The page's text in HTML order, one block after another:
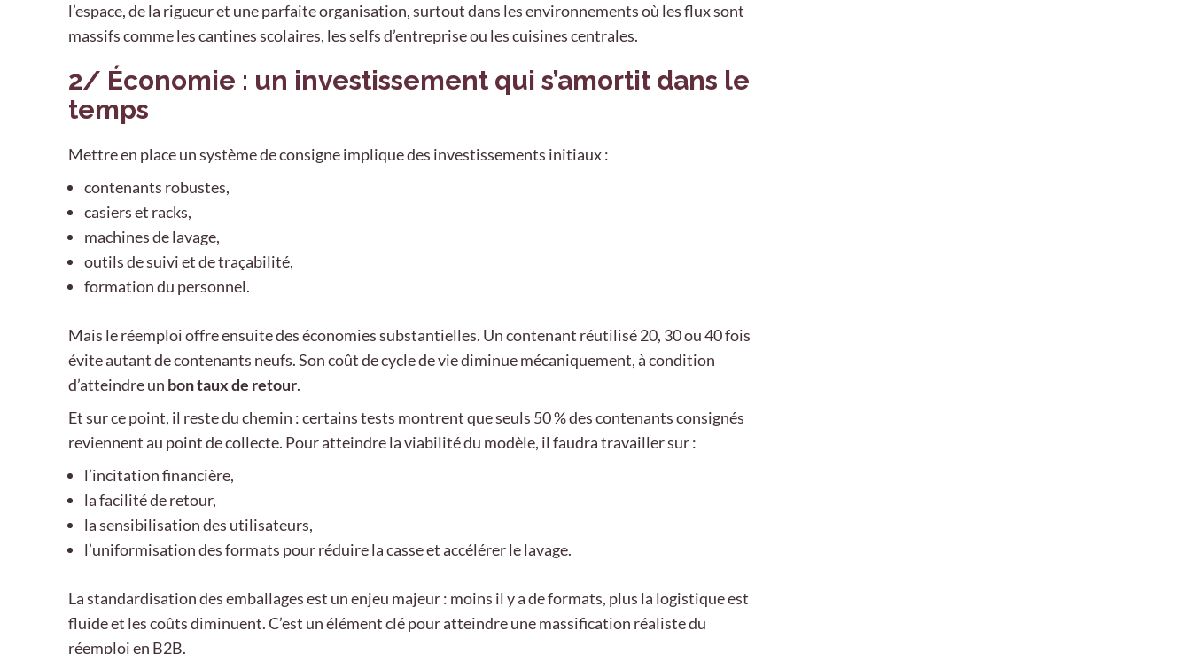
l’espace, de la rigueur et une parfaite organisation, surtout dans les environnements où les flux sont
massifs comme les cantines scolaires, les selfs d’entreprise ou les cuisines centrales.
2/ Économie : un investissement qui s’amortit dans le
temps
Mettre en place un système de consigne implique des investissements initiaux :
contenants robustes,
casiers et racks,
machines de lavage,
outils de suivi et de traçabilité,
formation du personnel.
Mais le réemploi offre ensuite des économies substantielles. Un contenant réutilisé 20, 30 ou 40 fois
évite autant de contenants neufs. Son coût de cycle de vie diminue mécaniquement, à condition
d’atteindre un bon taux de retour.
Et sur ce point, il reste du chemin : certains tests montrent que seuls 50 % des contenants consignés
reviennent au point de collecte. Pour atteindre la viabilité du modèle, il faudra travailler sur :
l’incitation financière,
la facilité de retour,
la sensibilisation des utilisateurs,
l’uniformisation des formats pour réduire la casse et accélérer le lavage.
La standardisation des emballages est un enjeu majeur : moins il y a de formats, plus la logistique est
fluide et les coûts diminuent. C’est un élément clé pour atteindre une massification réaliste du
réemploi en B2B.